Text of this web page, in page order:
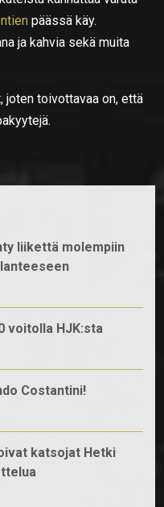
päässä käy.
ja kahvia sekä muita
joten toivottavaa on, että
liikettä molempiin
voitolla HJK:sta
Costantini!
katsojat Hetki